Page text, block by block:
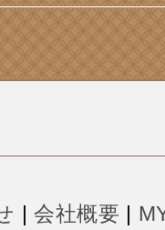
| 会社概要 |